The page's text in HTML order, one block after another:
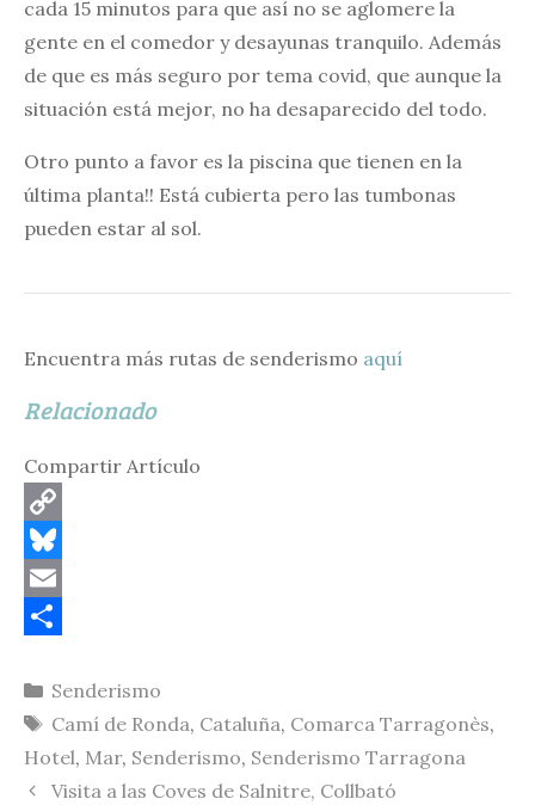
cada 15 minutos para que así no se aglomere la
gente en el comedor y desayunas tranquilo. Además
de que es más seguro por tema covid, que aunque la
situación está mejor, no ha desaparecido del todo.
Otro punto a favor es la piscina que tienen en la
última planta!! Está cubierta pero las tumbonas
pueden estar al sol.
Encuentra más rutas de senderismo aquí
Relacionado
Compartir Artículo
C
o
p
L
i
n
B
e
s
k
E
a
i
l
o
m
p
Categorías
Senderismo
Etiquetas
Camí de Ronda, Cataluña, Comarca Tarragonès,
Hotel, Mar, Senderismo, Senderismo Tarragona
Visita a las Coves de Salnitre, Collbató